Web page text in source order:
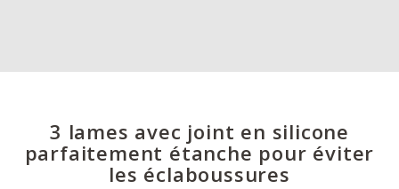
3 lames avec joint en silicone
parfaitement étanche pour éviter
les éclaboussures